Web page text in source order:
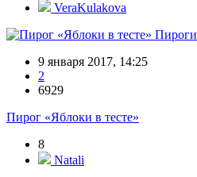
VeraKulakova
Пироги
9 января 2017, 14:25
2
6929
Пирог «Яблоки в тесте»
8
Natali